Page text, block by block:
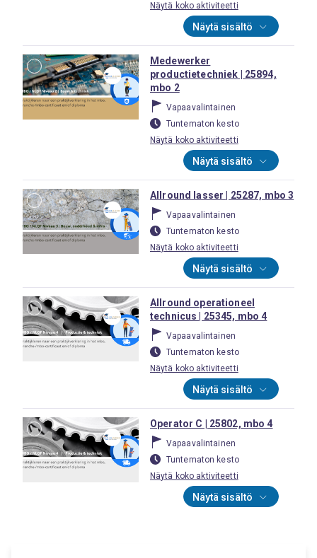
Näytä koko aktiviteetti
Näytä sisältö
Medewerker
productietechniek | 25894,
mbo 2
Vapaavalintainen
Tuntematon kesto
Näytä koko aktiviteetti
Näytä sisältö
Allround lasser | 25287, mbo 3
Vapaavalintainen
Tuntematon kesto
Näytä koko aktiviteetti
Näytä sisältö
Allround operationeel
technicus | 25345, mbo 4
Vapaavalintainen
Tuntematon kesto
Näytä koko aktiviteetti
Näytä sisältö
Operator C | 25802, mbo 4
Vapaavalintainen
Tuntematon kesto
Näytä koko aktiviteetti
Näytä sisältö